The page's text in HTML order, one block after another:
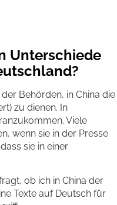
Unterschiede
Behörden, in China die
zu dienen. In
Viele
wenn sie in der Presse
sie in einer
ob ich in China der
Texte auf Deutsch für